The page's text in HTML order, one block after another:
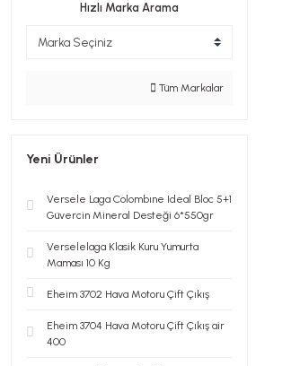
Hızlı Marka Arama
Tüm Markalar
Yeni Ürünler
Versele Laga Colombıne Ideal Bloc 5+1
Güvercin Mineral Desteği 6*550gr
Verselelaga Klasik Kuru Yumurta
Maması 10 Kg
Eheim 3702 Hava Motoru Çift Çıkış
Eheim 3704 Hava Motoru Çift Çıkış air
400